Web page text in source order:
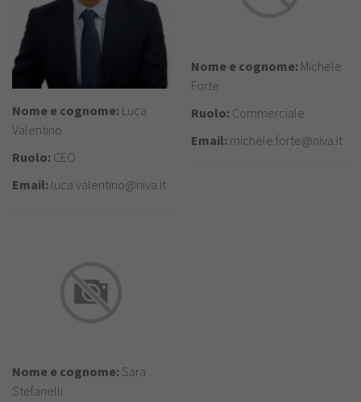
Nome e cognome: Luca
Valentino
Ruolo: CEO
Email: luca.valentino@niva.it
Nome e cognome: Michele
Forte
Ruolo: Commerciale
Email: michele.forte@niva.it
Nome e cognome: Sara
Stefanelli